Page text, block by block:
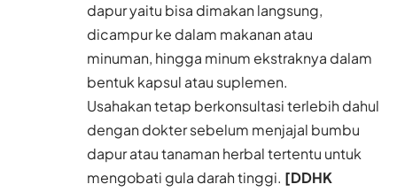
dapur yaitu bisa dimakan langsung,
dicampur ke dalam makanan atau
minuman, hingga minum ekstraknya dalam
bentuk kapsul atau suplemen.
Usahakan tetap berkonsultasi terlebih dahul
dengan dokter sebelum menjajal bumbu
dapur atau tanaman herbal tertentu untuk
mengobati gula darah tinggi. [DDHK